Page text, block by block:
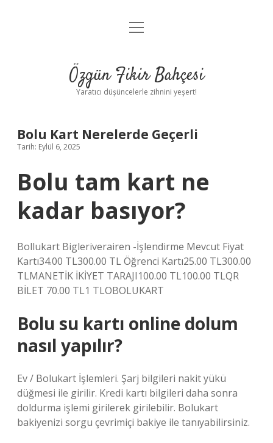
Anasayfa
Yasal Uyarı
menüyü
Özgün Fikir Bahçesi
Yaratıcı düşüncelerle zihnini yeşert!
Bolu Kart Nerelerde Geçerli
Tarih: Eylül 6, 2025
Bolu tam kart ne
kadar basıyor?
Bollukart Bigleriverairen -İşlendirme Mevcut Fiyat
Kartı34.00 TL300.00 TL Öğrenci Kartı25.00 TL300.00
TLMANETİK İKİYET TARAJI100.00 TL100.00 TLQR
BİLET 70.00 TL1 TLOBOLUKART
Bolu su kartı online dolum
nasıl yapılır?
Ev / Bolukart İşlemleri. Şarj bilgileri nakit yükü
düğmesi ile girilir. Kredi kartı bilgileri daha sonra
doldurma işlemi girilerek girilebilir. Bolukart
bakiyenizi sorgu çevrimiçi bakiye ile tanıyabilirsiniz.